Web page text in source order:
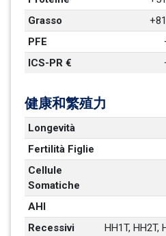
Grasso
PFE
ICS-PR €
健康和繁殖力
Longevità
Fertilità Figlie
Cellule
Somatiche
AHI
Recessivi
HH1T, HH2T,